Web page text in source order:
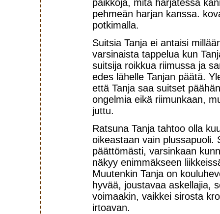
paikkoja, mitä harjatessa
pehmeän harjan kanssa.
potkimalla.
Suitsia Tanja ei antaisi
varsinaista tappelua kun
suitsija roikkua riimussa ja
edes lähelle Tanjan päätä.
että Tanja saa suitset
ongelmia eikä riimunkaan,
juttu.
Ratsuna Tanja tahtoo olla
oikeastaan vain plussapuoli.
päättömästi, varsinkaan
näkyy enimmäkseen
Muutenkin Tanja on
hyvää, joustavaa askellajia,
voimaakin, vaikkei sirosta
irtoavan.